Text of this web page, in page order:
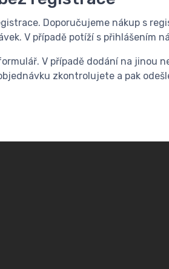
Doporučujeme nákup s
V případě potíží s přihlášením
V případě dodání na jinou
zkontrolujete a pak